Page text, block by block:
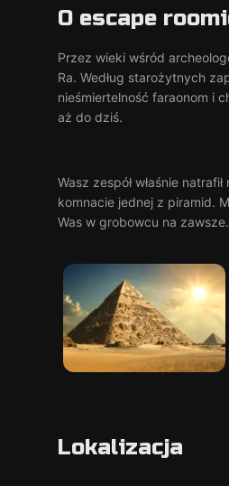
O escape
Przez wieki wśród
Ra. Według starożytnych
nieśmiertelność faraonom i
aż do dziś.
Wasz zespół właśnie
komnacie jednej z piramid.
Was w grobowcu na
Lokalizacja